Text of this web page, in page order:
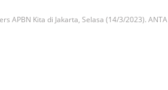
APBN Kita di Jakarta, Selasa (14/3/2023).